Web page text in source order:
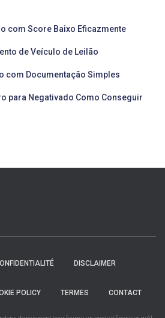
com Score Baixo Eficazmente
de Veículo de Leilão
com Documentação Simples
para Negativado Como Conseguir
DISCLAIMER
POLICY TERMES CONTACT